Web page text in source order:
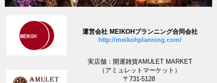
運営会社 MEIKOHプランニング合同会社
http://meikohplanning.com/
実店舗：開運雑貨AMULET MARKET
（アミュレットマーケット）
〒731-5128